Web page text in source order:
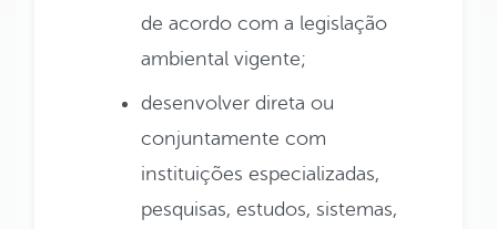
de acordo com a legislação
ambiental vigente;
desenvolver direta ou
conjuntamente com
instituições especializadas,
pesquisas, estudos, sistemas,